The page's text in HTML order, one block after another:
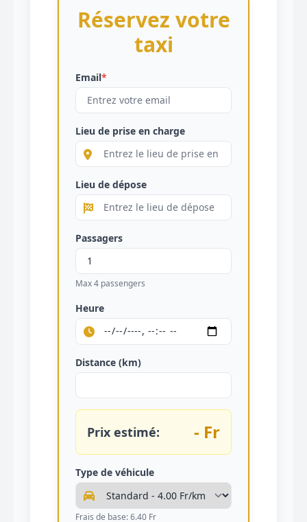
Réservez votre
taxi
Email*
Lieu de prise en charge
Lieu de dépose
Passagers
Max 4 passengers
Heure
Distance (km)
Prix estimé: - Fr
Type de véhicule
Frais de base: 6.40 Fr